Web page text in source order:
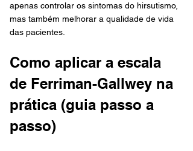
apenas controlar os sintomas do hirsutismo,
mas também melhorar a qualidade de vida
das pacientes.
Como aplicar a escala
de Ferriman-Gallwey na
prática (guia passo a
passo)